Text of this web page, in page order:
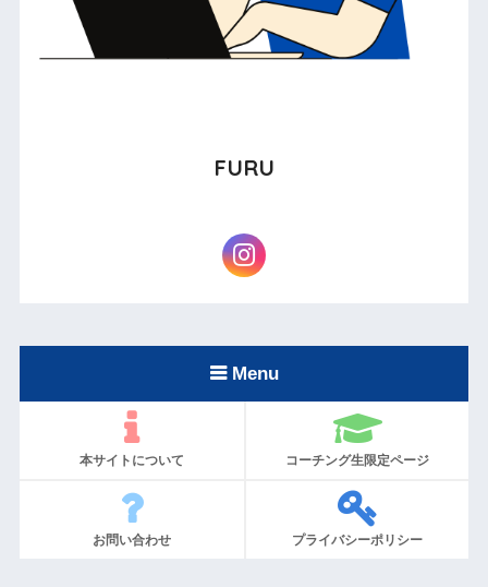
FURU
Menu
本サイトについて コーチング生限定ページ
お問い合わせ プライバシーポリシー